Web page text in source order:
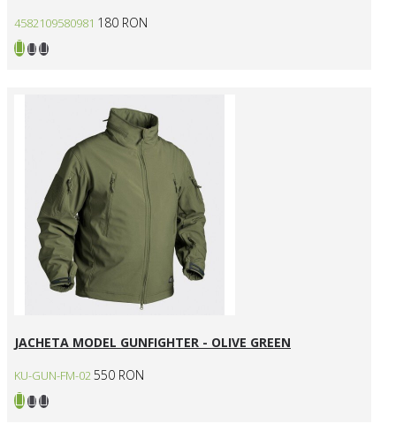
4582109580981 180 RON
JACHETA MODEL GUNFIGHTER - OLIVE GREEN
KU-GUN-FM-02550 RON